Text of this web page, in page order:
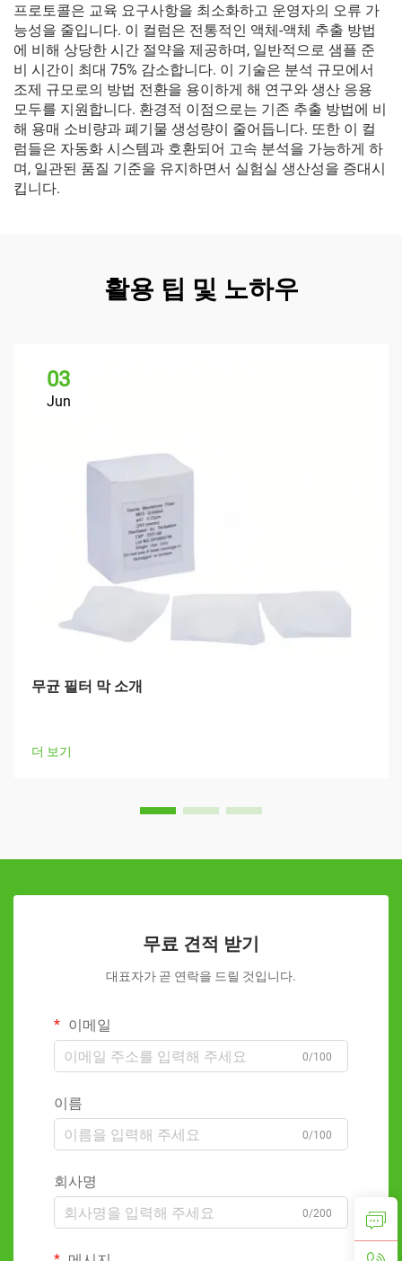
프로토콜은 교육 요구사항을 최소화하고 운영자의 오류 가
능성을 줄입니다. 이 컬럼은 전통적인 액체-액체 추출 방법
에 비해 상당한 시간 절약을 제공하며, 일반적으로 샘플 준
비 시간이 최대 75% 감소합니다. 이 기술은 분석 규모에서
조제 규모로의 방법 전환을 용이하게 해 연구와 생산 응용
모두를 지원합니다. 환경적 이점으로는 기존 추출 방법에 비
해 용매 소비량과 폐기물 생성량이 줄어듭니다. 또한 이 컬
럼들은 자동화 시스템과 호환되어 고속 분석을 가능하게 하
며, 일관된 품질 기준을 유지하면서 실험실 생산성을 증대시
킵니다.
활용 팁 및 노하우
03
Jun
무균 필터 막 소개
더 보기
무료 견적 받기
대표자가 곧 연락을 드릴 것입니다.
이메일
0/100
이름
0/100
회사명
0/200